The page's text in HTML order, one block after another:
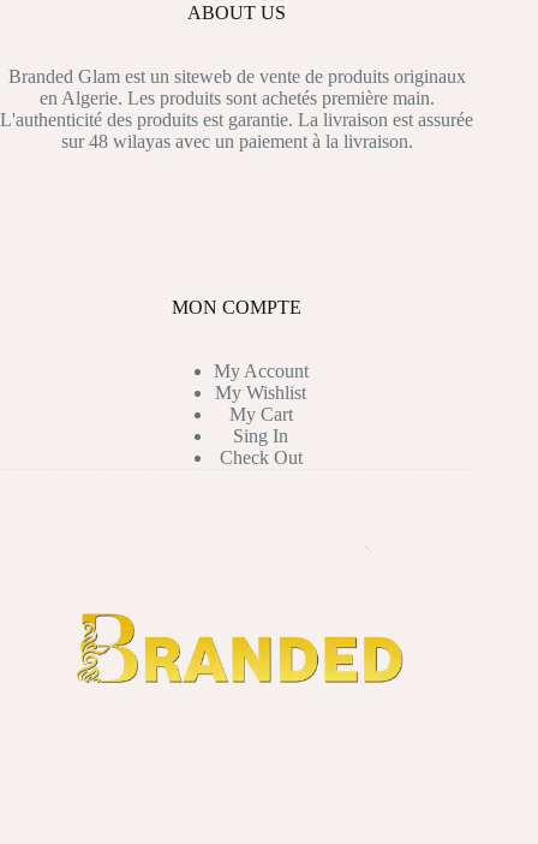
ABOUT US
Branded Glam est un siteweb de vente de produits originaux
en Algerie. Les produits sont achetés première main.
L'authenticité des produits est garantie. La livraison est assurée
sur 48 wilayas avec un paiement à la livraison.
MON COMPTE
My Account
My Wishlist
My Cart
Sing In
Check Out